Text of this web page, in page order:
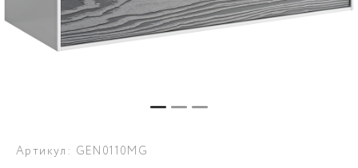
Артикул: GEN0110MG